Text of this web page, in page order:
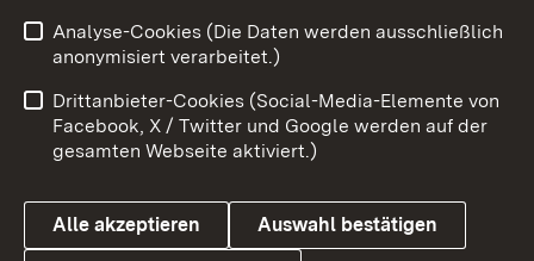
Benutzungshinweise
Barrierefreiheit
Datenschutz
Cookies
Analyse-Cookies (Die Daten werden ausschließlich
anonymisiert verarbeitet.)
Drittanbieter-Cookies (Social-Media-Elemente von
Facebook, X / Twitter und Google werden auf der
gesamten Webseite aktiviert.)
Alle akzeptieren Auswahl bestätigen